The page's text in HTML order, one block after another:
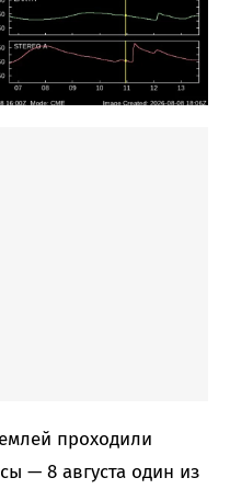
проходили
— 8 августа один из